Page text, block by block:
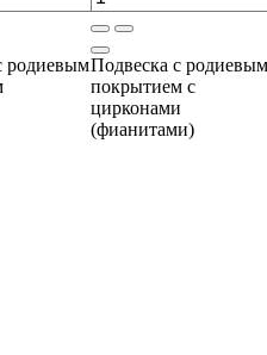
родиевымПодвеска с родиевым
покрытием с
цирконами
(фианитами)